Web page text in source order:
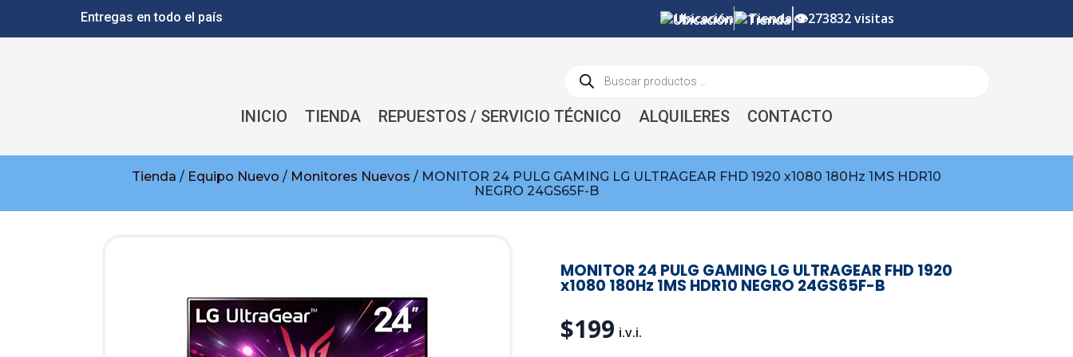
Entregas en todo el país Ubicación Tienda👁273832 visitas
productos
INICIO TIENDA REPUESTOS / SERVICIO TÉCNICO ALQUILERES CONTACTO
Tienda / Equipo Nuevo / Monitores Nuevos / MONITOR 24 PULG GAMING LG ULTRAGEAR FHD 1920 x1080 180Hz 1MS HDR10
NEGRO 24GS65F-B
MONITOR 24 PULG GAMING LG ULTRAGEAR FHD 1920
x1080 180Hz 1MS HDR10 NEGRO 24GS65F-B
$199